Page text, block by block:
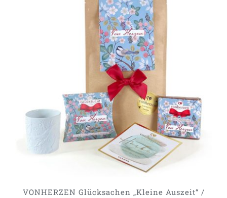
IN DEN WARENKORB
/
VONHERZEN Glücksachen „Kleine Auszeit“ /